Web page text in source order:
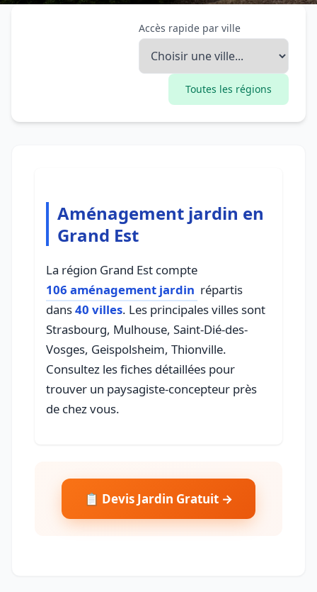
Accès rapide par ville
Toutes les régions
Aménagement jardin en
Grand Est
La région Grand Est compte
106 aménagement jardin répartis
dans40 villes. Les principales villes sont
Strasbourg, Mulhouse, Saint-Dié-des-
Vosges, Geispolsheim, Thionville.
Consultez les fiches détaillées pour
trouver un paysagiste-concepteur près
de chez vous.
📋 Devis Jardin Gratuit →